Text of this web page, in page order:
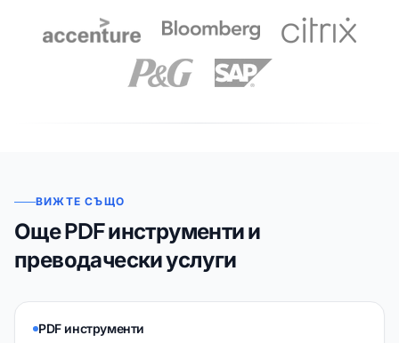
ВИЖТЕ СЪЩО
Още PDF инструменти и
преводачески услуги
PDF инструменти